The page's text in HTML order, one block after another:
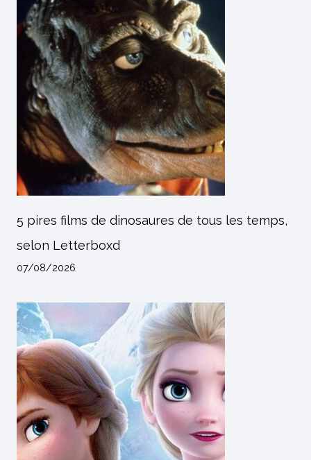
5 pires films de dinosaures de tous les temps,
selon Letterboxd
07/08/2026